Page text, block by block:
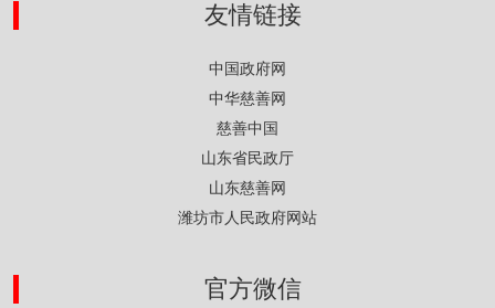
友情链接
中国政府网
中华慈善网
慈善中国
山东省民政厅
山东慈善网
潍坊市人民政府网站
官方微信